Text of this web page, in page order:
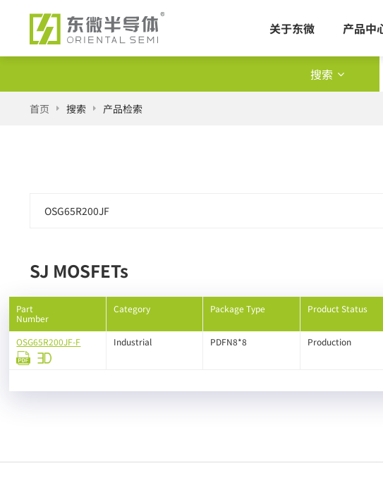
关于东微 产品中
搜索
首页 搜索 产品检索
SJ MOSFETs
Part
Number
Category Package Type Product Status
OSG65R200JF-F Industrial PDFN8*8 Production